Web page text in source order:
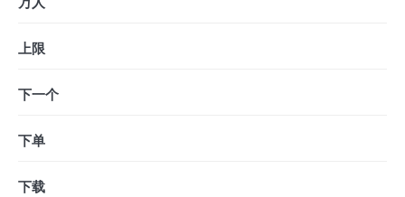
万人
上限
下一个
下单
下载